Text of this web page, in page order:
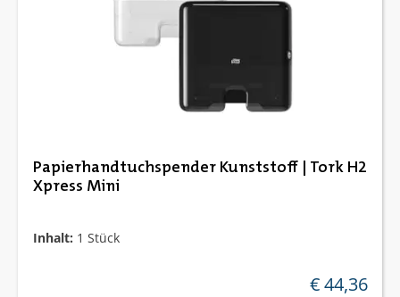
Papierhandtuchspender Kunststoff | Tork H2
Xpress Mini
Inhalt: 1 Stück
regulärer
€ 44,36